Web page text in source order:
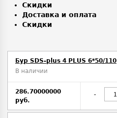
Скидки
Доставка и оплата
Скидки
Бур SDS-plus 4 PLUS 6*50/110
В наличии
286.70000000
руб.
-